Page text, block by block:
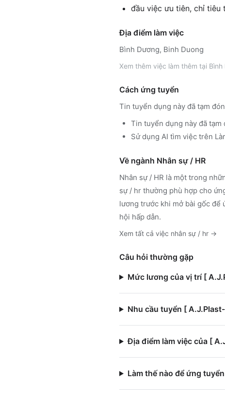
đầu việc ưu tiên, chỉ
Địa điểm làm việc
Bình Dương, Binh Duong
Xem thêm việc làm thêm tại Bình
Cách ứng tuyển
Tin tuyển dụng này đã tạm
Tin tuyển dụng này đã
Sử dụng AI tìm việc trên
Về ngành Nhân sự / HR
Nhân sự / HR là một trong
sự / hr thường phù hợp cho
lương trước khi mở bài gốc để
hội hấp dẫn.
Xem tất cả việc nhân sự / hr →
Câu hỏi thường gặp
Mức lương của vị trí [
Nhu cầu tuyển [
Địa điểm làm việc của [
Làm thế nào để ứng